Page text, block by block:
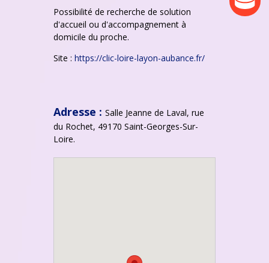
Possibilité de recherche de solution
d'accueil ou d'accompagnement à
domicile du proche.
Site : https://clic-loire-layon-aubance.fr/
Adresse : Salle Jeanne de Laval, rue
du Rochet, 49170 Saint-Georges-Sur-
Loire.